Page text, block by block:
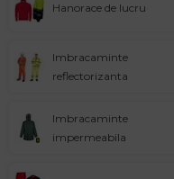
Hanorace de lucru
Imbracaminte
reflectorizanta
Imbracaminte
impermeabila